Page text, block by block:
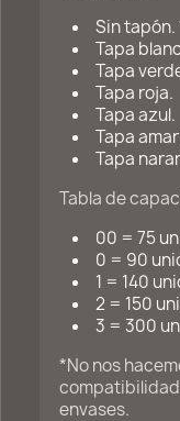
Sin tapón.
Tapa
Tapa
Tapa roja.
Tapa azul.
Tapa
Tapa
Tabla de
00 = 75
0 = 90
1 = 140
2 = 150
3 = 300
*No nos
envases.